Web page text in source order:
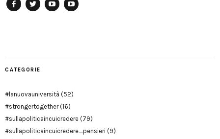
CATEGORIE
#lanuovauniversità (52)
#strongertogether(16)
#sullapoliticaincuicredere (79)
#sullapoliticaincuicredere_pensieri (9)